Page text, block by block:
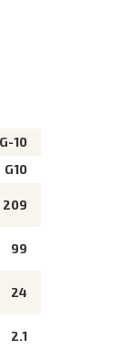
10
G10
209
99
24
2.1